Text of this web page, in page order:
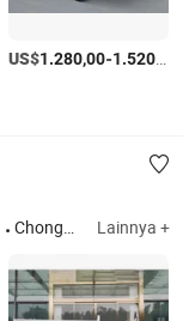
/unit
US$1.280,00-1.520,00
Chongqing Lainnya +